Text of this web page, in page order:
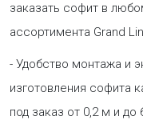
заказать софит в
ассортимента Grand
- Удобство монтажа и
изготовления софита
под заказ от 0,2 м и до